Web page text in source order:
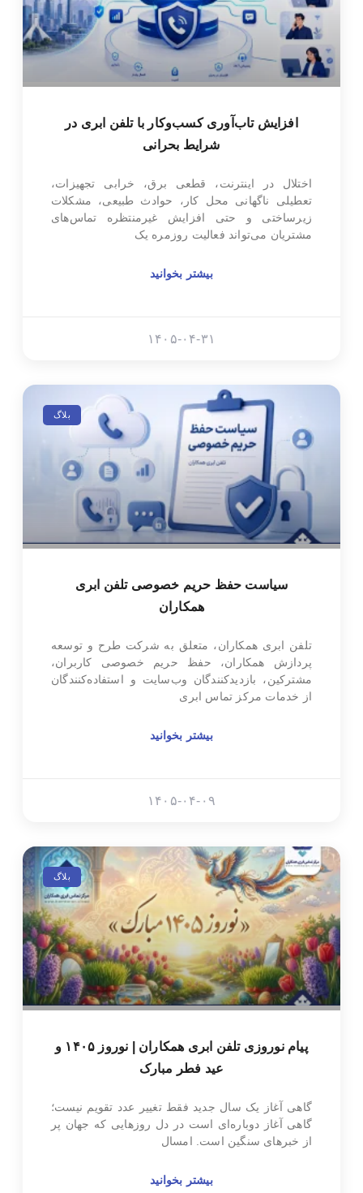
افزایش تاب‌آوری کسب‌وکار با تلفن ابری در
شرایط بحرانی
اختلال در اینترنت، قطعی برق، خرابی تجهیزات،
تعطیلی ناگهانی محل کار، حوادث طبیعی، مشکلات
زیرساختی و حتی افزایش غیرمنتظره تماس‌های
مشتریان می‌تواند فعالیت روزمره یک
بیشتر بخوانید
۱۴۰۵-۰۴-۳۱
بلاگ
سیاست حفظ حریم خصوصی تلفن ابری
همکاران
تلفن ابری همکاران، متعلق به شرکت طرح و توسعه
پردازش همکاران، حفظ حریم خصوصی کاربران،
مشترکین، بازدیدکنندگان وب‌سایت و استفاده‌کنندگان
از خدمات مرکز تماس ابری
بیشتر بخوانید
۱۴۰۵-۰۴-۰۹
بلاگ
پیام نوروزی تلفن ابری همکاران | نوروز ۱۴۰۵ و
عید فطر مبارک
گاهی آغاز یک سال جدید فقط تغییر عدد تقویم نیست؛
گاهی آغاز دوباره‌ای است در دل روزهایی که جهان پر
از خبرهای سنگین است. امسال
بیشتر بخوانید